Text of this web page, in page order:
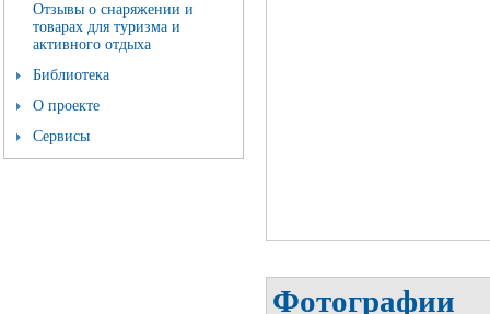
Отзывы о снаряжении и
товарах для туризма и
активного отдыха
Библиотека
О проекте
Сервисы
Фотографии